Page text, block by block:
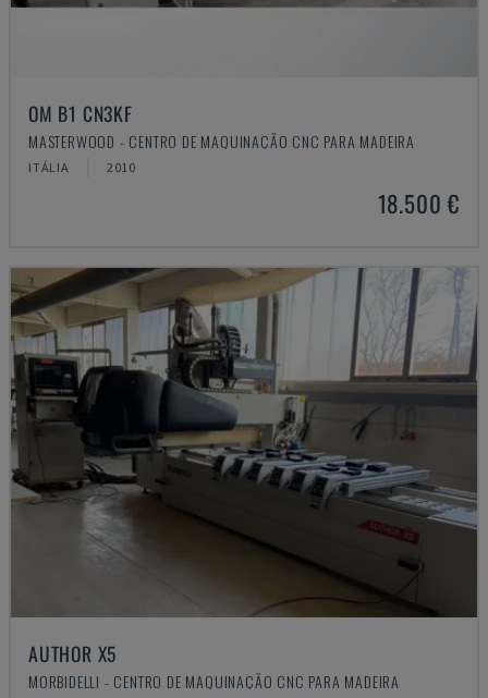
OM B1 CN3KF
MASTERWOOD - CENTRO DE MAQUINAÇÃO CNC PARA MADEIRA
ITÁLIA 2010
18.500 €
AUTHOR X5
MORBIDELLI - CENTRO DE MAQUINAÇÃO CNC PARA MADEIRA